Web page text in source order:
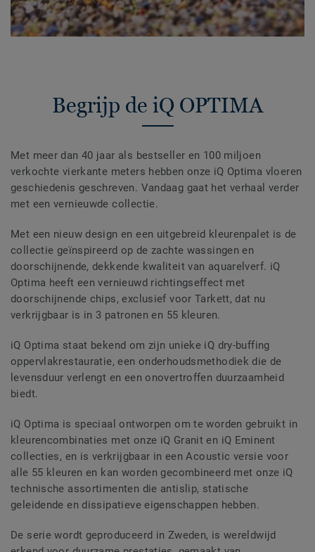
Begrijp de iQ OPTIMA
Met meer dan 40 jaar als bestseller en 100 miljoen
verkochte vierkante meters hebben onze iQ Optima vloeren
geschiedenis geschreven. Vandaag gaat het verhaal verder
met een vernieuwde collectie.
Met een nieuw design en een uitgebreid kleurenpalet is de
collectie geïnspireerd op de zachte wassingen en
doorschijnende, dekkende kwaliteit van aquarelverf. iQ
Optima heeft een vernieuwd richtingseffect met
doorschijnende chips, exclusief voor Tarkett, dat nu
verkrijgbaar is in 3 patronen en 55 kleuren.
iQ Optima staat bekend om zijn unieke iQ dry-buffing
oppervlakrestauratie, een onderhoudsmethodiek die de
levensduur verlengt en een onovertroffen duurzaamheid
biedt.
iQ Optima is speciaal ontworpen om te worden gebruikt in
kleurencombinaties met onze iQ Granit en iQ Eminent
collecties, en is verkrijgbaar in een Acoustic versie voor
alle 55 kleuren en kan worden gecombineerd met onze iQ
technische assortimenten die antislip, statische
geleidende en dissipatieve eigenschappen hebben.
De serie wordt geproduceerd in Zweden, is wereldwijd